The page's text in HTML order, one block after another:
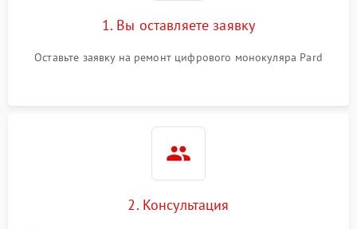
1. Вы оставляете заявку
Оставьте заявку на ремонт цифрового монокуляра Pard
2. Консультация